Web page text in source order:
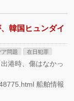
韓国ヒュンダイ
ア問題 在日犯罪
港時、傷はなかっ
船舶情報